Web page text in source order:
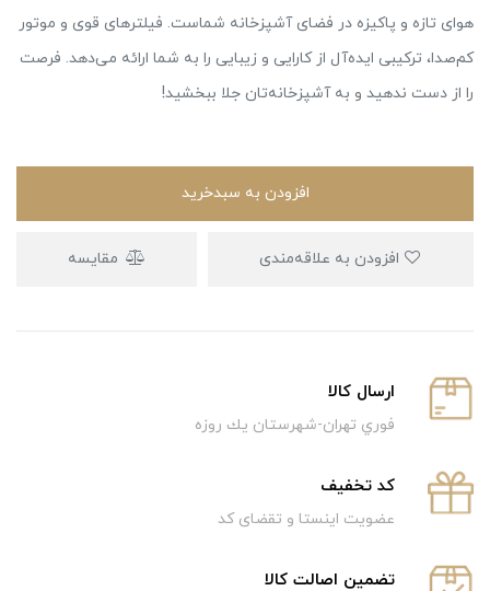
هوای تازه و پاکیزه در فضای آشپزخانه شماست. فیلترهای قوی و موتور
کم‌صدا، ترکیبی ایده‌آل از کارایی و زیبایی را به شما ارائه می‌دهد. فرصت
را از دست ندهید و به آشپزخانه‌تان جلا ببخشید!
افزودن به سبدخرید
مقایسه
ارسال كالا
فوري تهران-شهرستان يك روزه
كد تخفيف
عضویت اینستا و تقضای کد
تضمین اصالت کالا